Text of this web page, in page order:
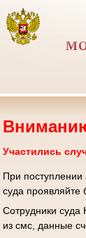
Участились
При поступлении
суда проявляйте
Сотрудники
из смс, данные